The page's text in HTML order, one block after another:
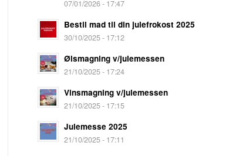
07/01/2026 - 17:47
Bestil mad til din julefrokost 2025
30/10/2025 - 17:12
Ølsmagning v/julemessen
21/10/2025 - 17:24
Vinsmagning v/julemessen
21/10/2025 - 17:15
Julemesse 2025
21/10/2025 - 17:11